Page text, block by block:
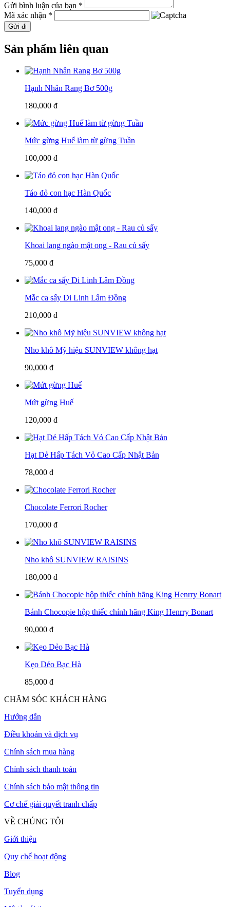
Gửi bình luận của bạn *
Mã xác nhận *
Gửi đi
Sản phẩm liên quan
Hạnh Nhân Rang Bơ 500g
180,000 đ
Mức gừng Huế làm từ gừng Tuần
100,000 đ
Táo đỏ con hạc Hàn Quốc
140,000 đ
Khoai lang ngào mật ong - Rau củ sấy
75,000 đ
Mắc ca sấy Di Linh Lâm Đồng
210,000 đ
Nho khô Mỹ hiệu SUNVIEW không hạt
90,000 đ
Mứt gừng Huế
120,000 đ
Hạt Dẻ Hấp Tách Vỏ Cao Cấp Nhật Bản
78,000 đ
Chocolate Ferrori Rocher
170,000 đ
Nho khô SUNVIEW RAISINS
180,000 đ
Bánh Chocopie hộp thiếc chính hãng King Henrry Bonart
90,000 đ
Kẹo Dẻo Bạc Hà
85,000 đ
CHĂM SÓC KHÁCH HÀNG
Hướng dẫn
Điều khoản và dịch vụ
Chính sách mua hàng
Chính sách thanh toán
Chính sách bảo mật thông tin
Cơ chế giải quyết tranh chấp
VỀ CHÚNG TÔI
Giới thiệu
Quy chế hoạt động
Blog
Tuyển dụng